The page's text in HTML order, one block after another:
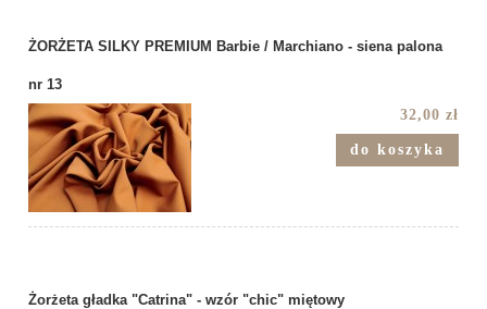
ŻORŻETA SILKY PREMIUM Barbie / Marchiano - siena palona
nr 13
32,00 zł
do koszyka
Żorżeta gładka "Catrina" - wzór "chic" miętowy